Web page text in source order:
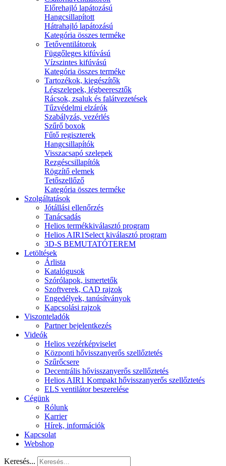
Előrehajló lapátozású
Hangcsillapított
Hátrahajló lapátozású
Kategória összes terméke
Tetőventilátorok
Függőleges kifúvású
Vízszintes kifúvású
Kategória összes terméke
Tartozékok, kiegészítők
Légszelepek, légbeeresztők
Rácsok, zsaluk és falátvezetések
Tűzvédelmi elzárók
Szabályzás, vezérlés
Szűrő boxok
Fűtő regiszterek
Hangcsillapítók
Visszacsapó szelepek
Rezgéscsillapítók
Rögzítő elemek
Tetőszellőző
Kategória összes terméke
Szolgáltatások
Jótállási ellenőrzés
Tanácsadás
Helios termékkiválasztó program
Helios AIR1Select kiválasztó program
3D-S BEMUTATÓTEREM
Letöltések
Árlista
Katalógusok
Szórólapok, ismertetők
Szoftverek, CAD rajzok
Engedélyek, tanúsítványok
Kapcsolási rajzok
Viszonteladók
Partner bejelentkezés
Videók
Helios vezérképviselet
Központi hővisszanyerős szellőztetés
Szűrőcsere
Decentrális hővisszanyerős szellőztetés
Helios AIR1 Kompakt hővisszanyerős szellőztetés
ELS ventilátor beszerelése
Cégünk
Rólunk
Karrier
Hírek, információk
Kapcsolat
Webshop
Keresés...